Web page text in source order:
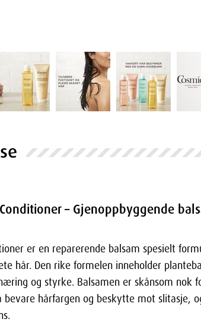
– Gjenoppbyggende
er en reparerende balsam spesielt
hår. Den rike formelen inneholder
og styrke. Balsamen er skånsom nok
hårfargen og beskytte mot slitasje,